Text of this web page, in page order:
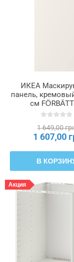
ИКЕА
панель,
см
ФОРБЭТТРА,
1 649,00
1 607,00
В
Акция